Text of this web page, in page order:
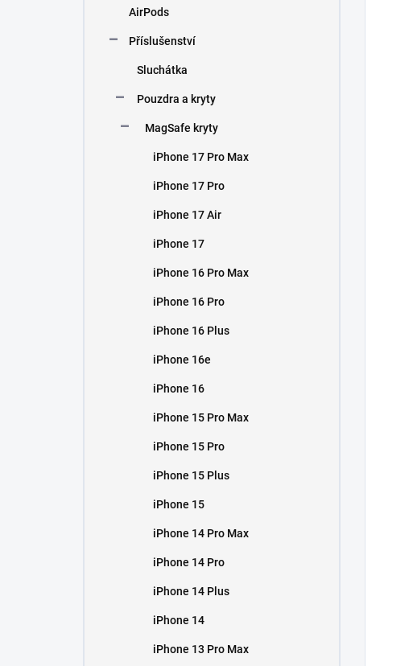
AirPods
Příslušenství
Sluchátka
Pouzdra a kryty
MagSafe kryty
iPhone 17 Pro Max
iPhone 17 Pro
iPhone 17 Air
iPhone 17
iPhone 16 Pro Max
iPhone 16 Pro
iPhone 16 Plus
iPhone 16e
iPhone 16
iPhone 15 Pro Max
iPhone 15 Pro
iPhone 15 Plus
iPhone 15
iPhone 14 Pro Max
iPhone 14 Pro
iPhone 14 Plus
iPhone 14
iPhone 13 Pro Max